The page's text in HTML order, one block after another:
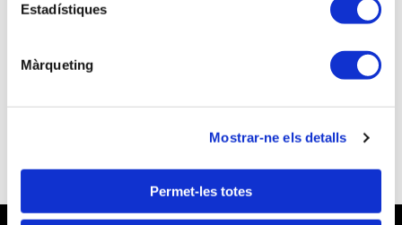
Estadístiques
Màrqueting
Mostrar-ne els detalls
Permet-les totes
tarifes a les inscripcions a les activitats
formatives?
Vull ser Tècnic Tributari